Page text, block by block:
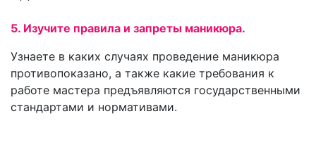
5. Изучите правила и запреты маникюра.
Узнаете в каких случаях проведение маникюра
противопоказано, а также какие требования к
работе мастера предъявляются государственными
стандартами и нормативами.